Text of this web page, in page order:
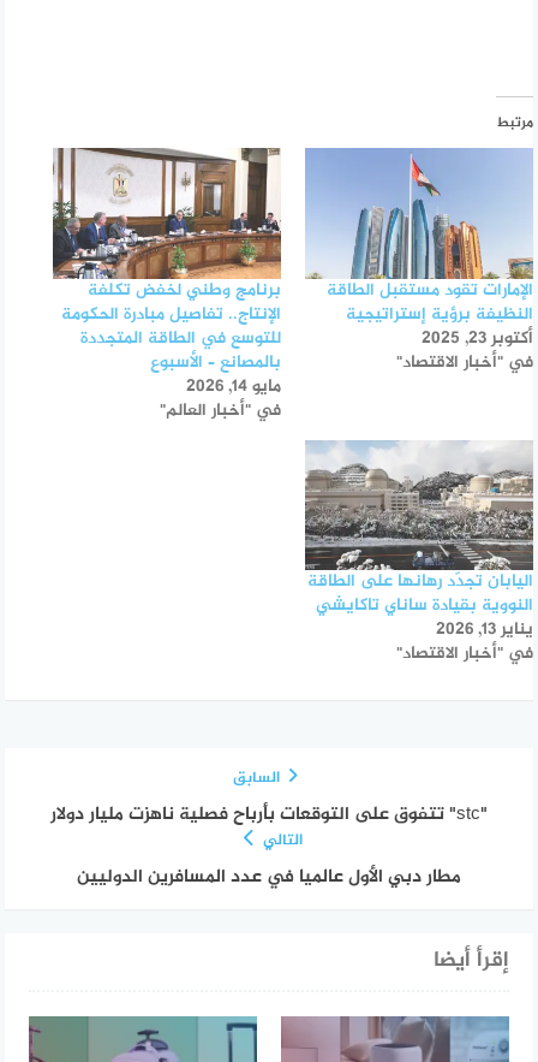
مرتبط
الإمارات تقود مستقبل الطاقة
النظيفة برؤية إستراتيجية
أكتوبر 23, 2025
في "أخبار الاقتصاد"
برنامج وطني لخفض تكلفة
الإنتاج.. تفاصيل مبادرة الحكومة
للتوسع في الطاقة المتجددة
بالمصانع – الأسبوع
مايو 14, 2026
في "أخبار العالم"
اليابان تجدّد رهانها على الطاقة
النووية بقيادة ساناي تاكايشي
يناير 13, 2026
في "أخبار الاقتصاد"
السابق
"stc" تتفوق على التوقعات بأرباح فصلية ناهزت مليار دولار
التالي
مطار دبي الأول عالميا في عدد المسافرين الدوليين
إقرأ أيضا